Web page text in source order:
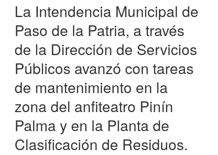
La Intendencia Municipal de
Paso de la Patria, a través
de la Dirección de Servicios
Públicos avanzó con tareas
de mantenimiento en la
zona del anfiteatro Pinín
Palma y en la Planta de
Clasificación de Residuos.